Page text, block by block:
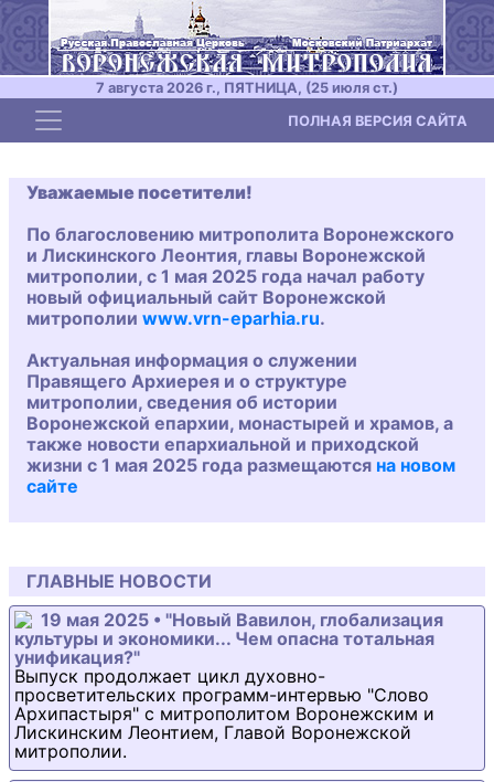
7 августа 2026 г., ПЯТНИЦА, (25 июля ст.)
Toggle navigation ПОЛНАЯ ВЕРСИЯ САЙТА
Уважаемые посетители!
По благословению митрополита Воронежского
и Лискинского Леонтия, главы Воронежской
митрополии, с 1 мая 2025 года начал работу
новый официальный сайт Воронежской
митрополии www.vrn-eparhia.ru.
Актуальная информация о служении
Правящего Архиерея и о структуре
митрополии, сведения об истории
Воронежской епархии, монастырей и храмов, а
также новости епархиальной и приходской
жизни с 1 мая 2025 года размещаются на новом
сайте
ГЛАВНЫЕ НОВОСТИ
19 мая 2025 • "Новый Вавилон, глобализация
культуры и экономики... Чем опасна тотальная
унификация?"
Выпуск продолжает цикл духовно-
просветительских программ-интервью "Слово
Архипастыря" с митрополитом Воронежским и
Лискинским Леонтием, Главой Воронежской
митрополии.